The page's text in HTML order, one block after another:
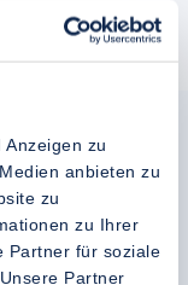
zu
anbieten zu
zu
zu Ihrer
Partner für soziale
Partner